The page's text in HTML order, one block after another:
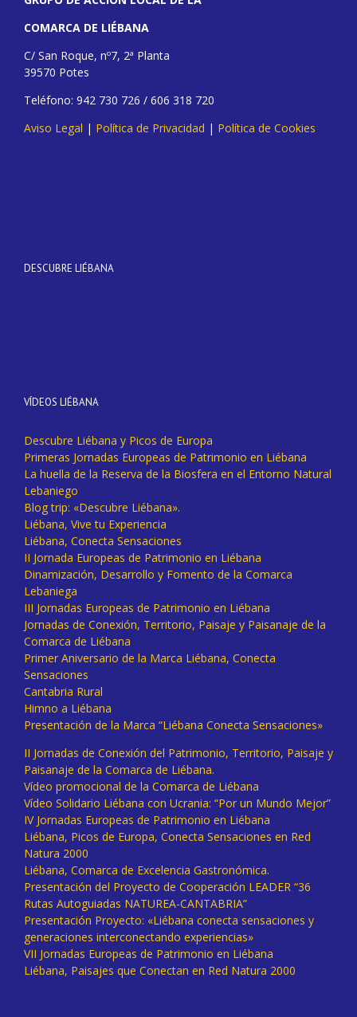
COMARCA DE LIÉBANA
C/ San Roque, nº7, 2ª Planta
39570 Potes
Teléfono: 942 730 726 / 606 318 720
Aviso Legal | Política de Privacidad | Política de Cookies
DESCUBRE LIÉBANA
VÍDEOS LIÉBANA
Descubre Liébana y Picos de Europa
Primeras Jornadas Europeas de Patrimonio en Liébana
La huella de la Reserva de la Biosfera en el Entorno Natural
Lebaniego
Blog trip: «Descubre Liébana».
Liébana, Vive tu Experiencia
Liébana, Conecta Sensaciones
II Jornada Europeas de Patrimonio en Liébana
Dinamización, Desarrollo y Fomento de la Comarca
Lebaniega
III Jornadas Europeas de Patrimonio en Liébana
Jornadas de Conexión, Territorio, Paisaje y Paisanaje de la
Comarca de Liébana
Primer Aniversario de la Marca Liébana, Conecta
Sensaciones
Cantabria Rural
Himno a Liébana
Presentación de la Marca “Liébana Conecta Sensaciones»
II Jornadas de Conexión del Patrimonio, Territorio, Paisaje y
Paisanaje de la Comarca de Liébana.
Vídeo promocional de la Comarca de Liébana
Vídeo Solidario Liébana con Ucrania: “Por un Mundo Mejor”
IV Jornadas Europeas de Patrimonio en Liébana
Liébana, Picos de Europa, Conecta Sensaciones en Red
Natura 2000
Liébana, Comarca de Excelencia Gastronómica.
Presentación del Proyecto de Cooperación LEADER “36
Rutas Autoguiadas NATUREA-CANTABRIA”
Presentación Proyecto: «Liébana conecta sensaciones y
generaciones interconectando experiencias»
VII Jornadas Europeas de Patrimonio en Liébana
Liébana, Paisajes que Conectan en Red Natura 2000